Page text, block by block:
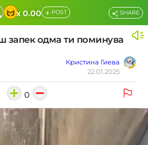
x 0.00 + POST
запек одма ти поминува
Кристина Гиева
22.01.2025
SHARE
0